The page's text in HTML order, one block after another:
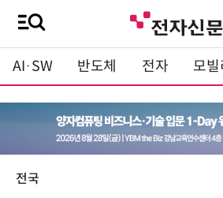
AI·SW 반도체 전자 모빌
전국